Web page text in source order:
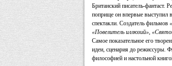
Британский писатель-фантаст.
поприще он впервые выступил в
спектакли. Создатель фильмов
«Повелитель иллюзий»,
Самое показательное его
идеи, сценария до режиссуры.
философией и настольной